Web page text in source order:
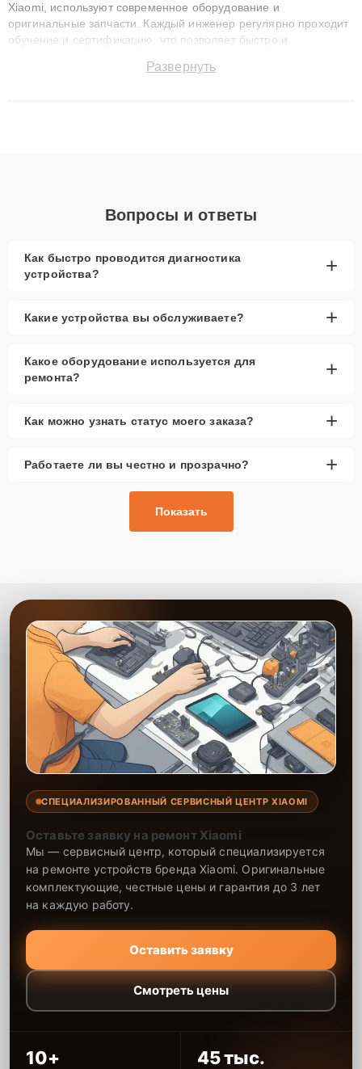
Xiaomi, используют современное оборудование и
оригинальные запчасти. Каждый инженер регулярно проходит
обучение и сертификацию, что позволяет быстро и
сохранением гарантии до 3 лет. Наши мастера решают
Развернуть
Вопросы и ответы
Как быстро проводится диагностика
устройства?
+
Какие устройства вы обслуживаете? +
Какое оборудование используется для
ремонта?
+
Как можно узнать статус моего заказа? +
Работаете ли вы честно и прозрачно? +
Показать
СПЕЦИАЛИЗИРОВАННЫЙ СЕРВИСНЫЙ ЦЕНТР XIAOMI
Оставьте заявку на ремонт Xiaomi
Мы — сервисный центр, который специализируется
на ремонте устройств бренда Xiaomi. Оригинальные
комплектующие, честные цены и гарантия до 3 лет
на каждую работу.
Оставить заявку
Смотреть цены
10+ 45 тыс.